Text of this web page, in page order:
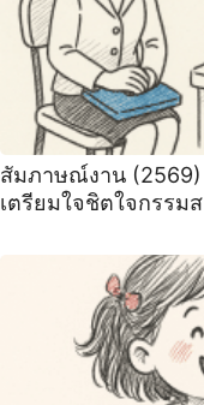
สัมภาษณ์งาน (2569)
เตรียมใจชิตใจกรรมส